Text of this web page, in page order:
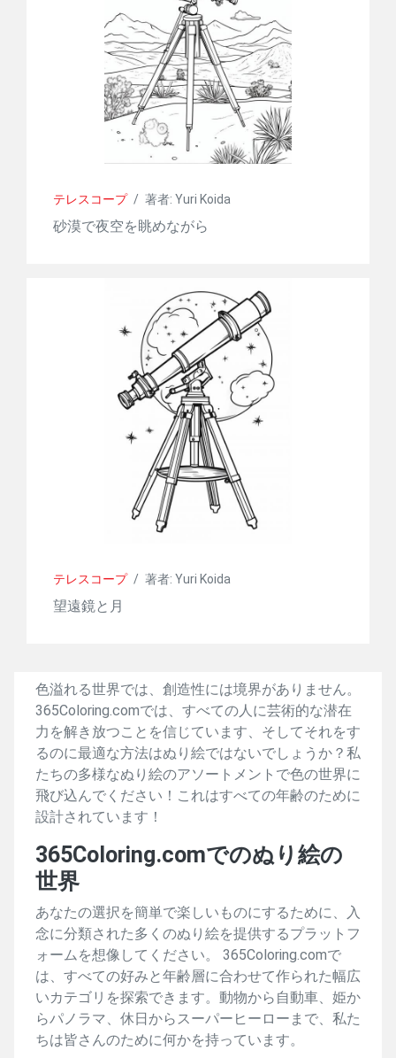
テレスコープ / 著者: Yuri Koida
砂漠で夜空を眺めながら
テレスコープ / 著者: Yuri Koida
望遠鏡と月
色溢れる世界では、創造性には境界がありません。
365Coloring.comでは、すべての人に芸術的な潜在
力を解き放つことを信じています、そしてそれをす
るのに最適な方法はぬり絵ではないでしょうか？私
たちの多様なぬり絵のアソートメントで色の世界に
飛び込んでください！これはすべての年齢のために
設計されています！
365Coloring.comでのぬり絵の
世界
あなたの選択を簡単で楽しいものにするために、入
念に分類された多くのぬり絵を提供するプラットフ
ォームを想像してください。 365Coloring.comで
は、すべての好みと年齢層に合わせて作られた幅広
いカテゴリを探索できます。動物から自動車、姫か
らパノラマ、休日からスーパーヒーローまで、私た
ちは皆さんのために何かを持っています。